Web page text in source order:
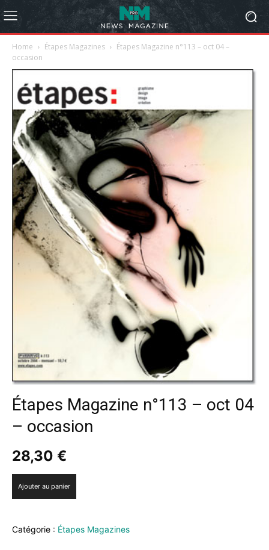
Home Étapes Magazines
Étapes Magazine n°113 – oct 04 –
occasion
Étapes Magazine n°113 – oct 04
– occasion
28,30 €
n°113
Ajouter au panier
Catégorie : Étapes Magazines